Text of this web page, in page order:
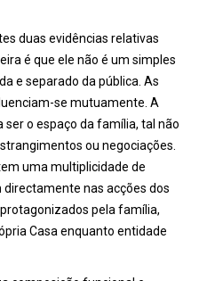
duas evidências relativas
é que ele não é um simples
e separado da pública. As
se mutuamente. A
ser o espaço da família, tal não
ou negociações.
uma multiplicidade de
nas acções dos
pela família,
Casa enquanto entidade